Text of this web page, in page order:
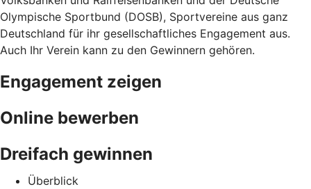
Olympische Sportbund (DOSB), Sportvereine aus ganz
Deutschland für ihr gesellschaftliches Engagement aus.
Auch Ihr Verein kann zu den Gewinnern gehören.
Engagement zeigen
Online bewerben
Dreifach gewinnen
Überblick